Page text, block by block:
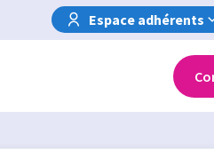
Espace adhérents